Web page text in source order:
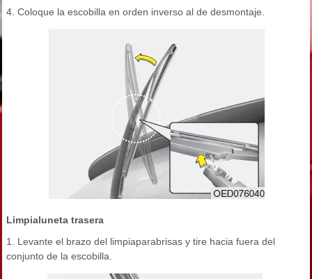
4. Coloque la escobilla en orden inverso al de desmontaje.
Limpialuneta trasera
1. Levante el brazo del limpiaparabrisas y tire hacia fuera del
conjunto de la escobilla.